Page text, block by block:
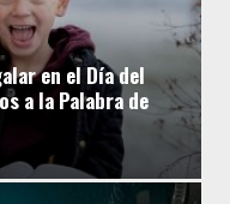
en el Día del
a la Palabra de